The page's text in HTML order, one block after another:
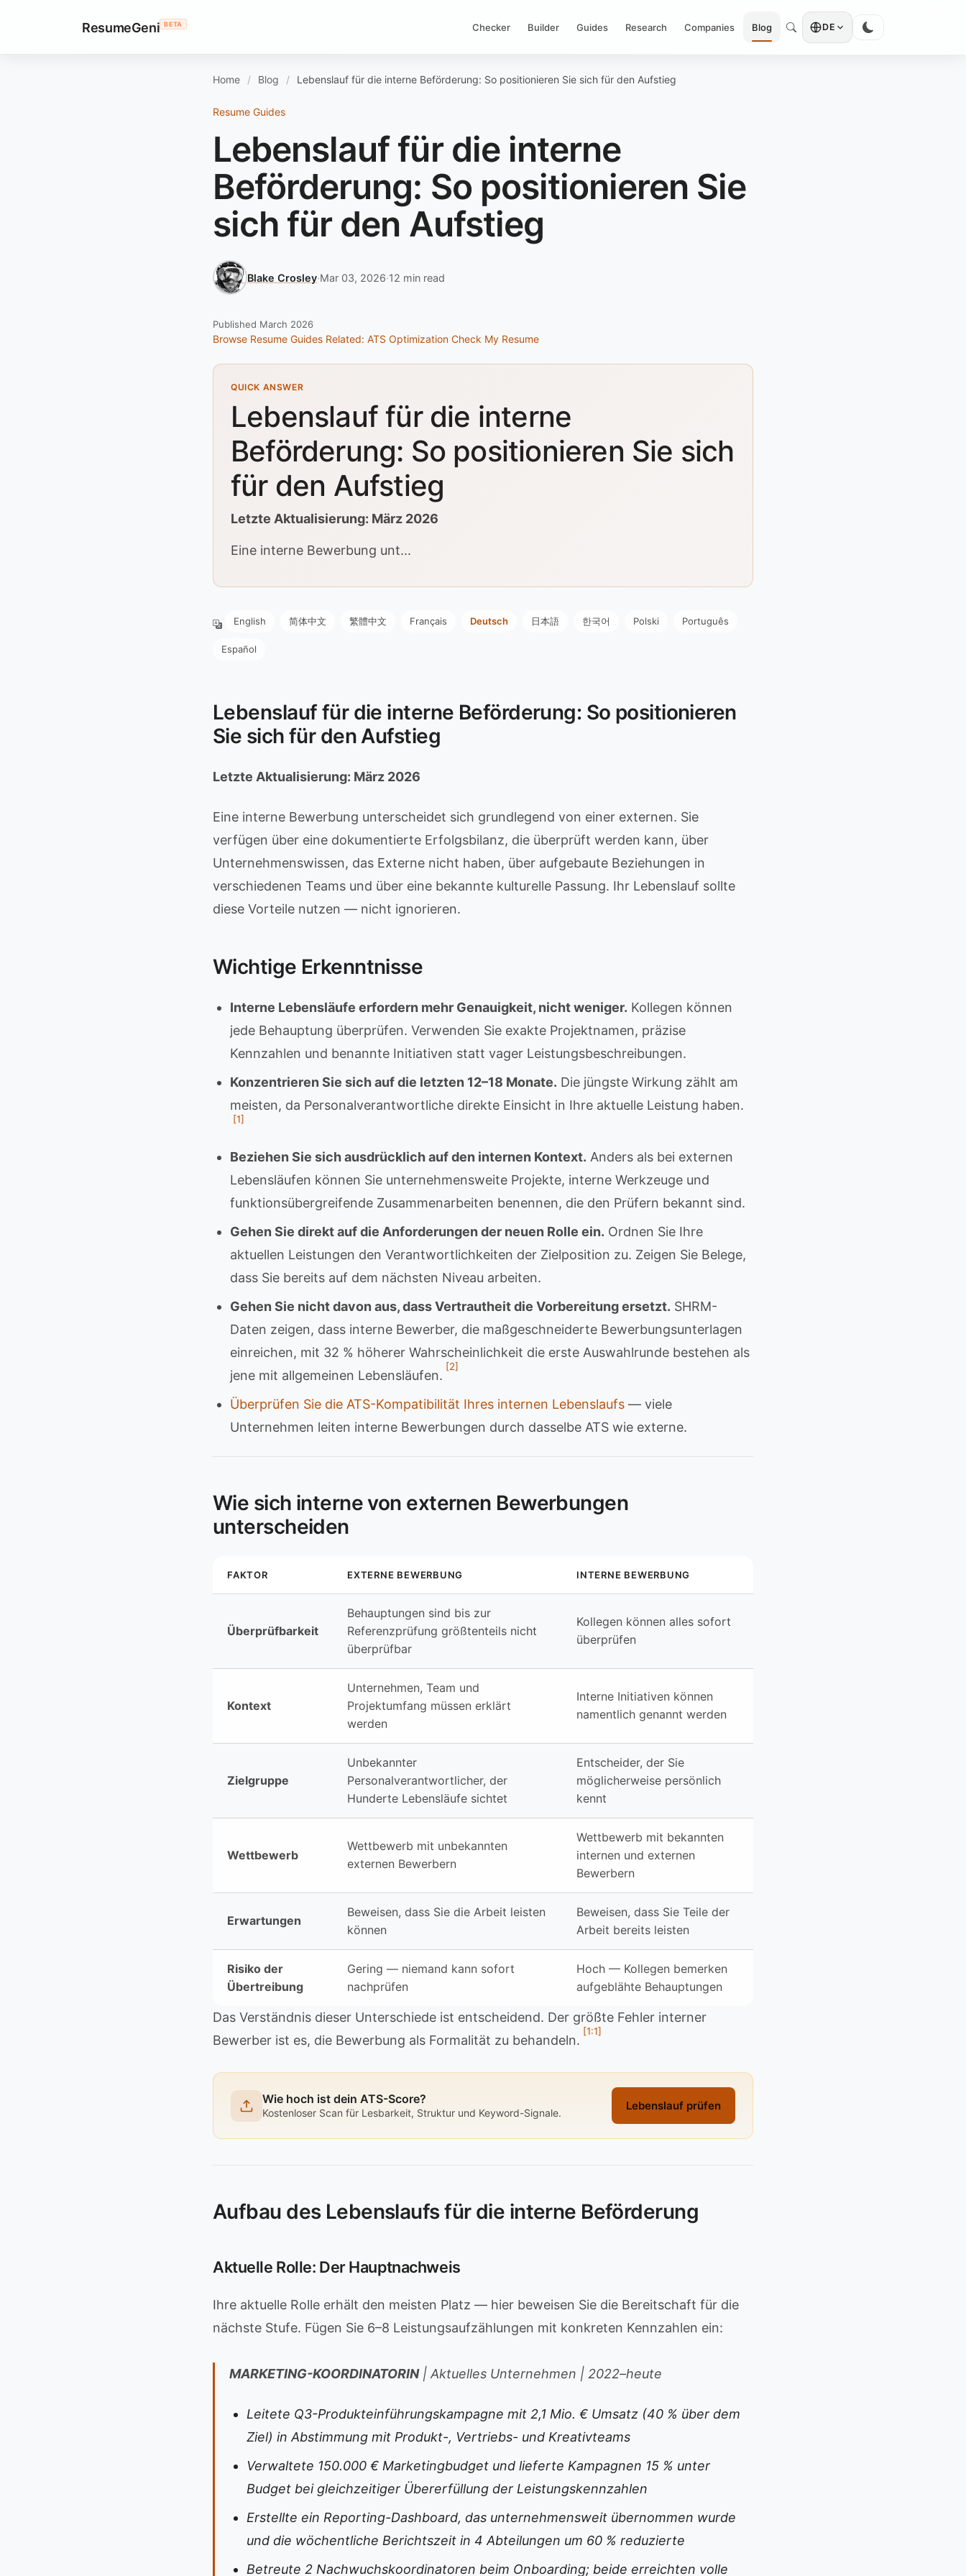
ResumeGeni BETA Checker Builder Guides Research Companies Blog DE
Home Blog Lebenslauf für die interne Beförderung: So positionieren Sie sich für den Aufstieg
Resume Guides
Lebenslauf für die interne
Beförderung: So positionieren Sie
sich für den Aufstieg
Blake Crosley·Mar 03, 2026·12 min read
Published March 2026
Browse Resume Guides Related: ATS Optimization Check My Resume
QUICK ANSWER
Lebenslauf für die interne
Beförderung: So positionieren Sie sich
für den Aufstieg
Letzte Aktualisierung: März 2026
Eine interne Bewerbung unt...
English 简体中文 繁體中文 Français Deutsch 日本語 한국어 Polski Português
Español
Lebenslauf für die interne Beförderung: So positionieren
Sie sich für den Aufstieg
Letzte Aktualisierung: März 2026
Eine interne Bewerbung unterscheidet sich grundlegend von einer externen. Sie
verfügen über eine dokumentierte Erfolgsbilanz, die überprüft werden kann, über
Unternehmenswissen, das Externe nicht haben, über aufgebaute Beziehungen in
verschiedenen Teams und über eine bekannte kulturelle Passung. Ihr Lebenslauf sollte
diese Vorteile nutzen — nicht ignorieren.
Wichtige Erkenntnisse
Interne Lebensläufe erfordern mehr Genauigkeit, nicht weniger. Kollegen können
jede Behauptung überprüfen. Verwenden Sie exakte Projektnamen, präzise
Kennzahlen und benannte Initiativen statt vager Leistungsbeschreibungen.
Konzentrieren Sie sich auf die letzten 12–18 Monate. Die jüngste Wirkung zählt am
meisten, da Personalverantwortliche direkte Einsicht in Ihre aktuelle Leistung haben.
[1]
Beziehen Sie sich ausdrücklich auf den internen Kontext. Anders als bei externen
Lebensläufen können Sie unternehmensweite Projekte, interne Werkzeuge und
funktionsübergreifende Zusammenarbeiten benennen, die den Prüfern bekannt sind.
Gehen Sie direkt auf die Anforderungen der neuen Rolle ein. Ordnen Sie Ihre
aktuellen Leistungen den Verantwortlichkeiten der Zielposition zu. Zeigen Sie Belege,
dass Sie bereits auf dem nächsten Niveau arbeiten.
Gehen Sie nicht davon aus, dass Vertrautheit die Vorbereitung ersetzt. SHRM-
Daten zeigen, dass interne Bewerber, die maßgeschneiderte Bewerbungsunterlagen
einreichen, mit 32 % höherer Wahrscheinlichkeit die erste Auswahlrunde bestehen als
jene mit allgemeinen Lebensläufen.
[2]
Überprüfen Sie die ATS-Kompatibilität Ihres internen Lebenslaufs — viele
Unternehmen leiten interne Bewerbungen durch dasselbe ATS wie externe.
Wie sich interne von externen Bewerbungen
unterscheiden
FAKTOR EXTERNE BEWERBUNG INTERNE BEWERBUNG
Überprüfbarkeit
Behauptungen sind bis zur
Referenzprüfung größtenteils nicht
überprüfbar
Kollegen können alles sofort
überprüfen
Kontext
Unternehmen, Team und
Projektumfang müssen erklärt
werden
Interne Initiativen können
namentlich genannt werden
Zielgruppe
Unbekannter
Personalverantwortlicher, der
Hunderte Lebensläufe sichtet
Entscheider, der Sie
möglicherweise persönlich
kennt
Wettbewerb
Wettbewerb mit unbekannten
externen Bewerbern
Wettbewerb mit bekannten
internen und externen
Bewerbern
Erwartungen
Beweisen, dass Sie die Arbeit leisten
können
Beweisen, dass Sie Teile der
Arbeit bereits leisten
Risiko der
Übertreibung
Gering — niemand kann sofort
nachprüfen
Hoch — Kollegen bemerken
aufgeblähte Behauptungen
Das Verständnis dieser Unterschiede ist entscheidend. Der größte Fehler interner
Bewerber ist es, die Bewerbung als Formalität zu behandeln.
[1:1]
Wie hoch ist dein ATS-Score?
Kostenloser Scan für Lesbarkeit, Struktur und Keyword-Signale.
Lebenslauf prüfen
Aufbau des Lebenslaufs für die interne Beförderung
Aktuelle Rolle: Der Hauptnachweis
Ihre aktuelle Rolle erhält den meisten Platz — hier beweisen Sie die Bereitschaft für die
nächste Stufe. Fügen Sie 6–8 Leistungsaufzählungen mit konkreten Kennzahlen ein:
MARKETING-KOORDINATORIN| Aktuelles Unternehmen | 2022–heute
Leitete Q3-Produkteinführungskampagne mit 2,1 Mio. € Umsatz (40 % über dem
Ziel) in Abstimmung mit Produkt-, Vertriebs- und Kreativteams
Verwaltete 150.000 € Marketingbudget und lieferte Kampagnen 15 % unter
Budget bei gleichzeitiger Übererfüllung der Leistungskennzahlen
Erstellte ein Reporting-Dashboard, das unternehmensweit übernommen wurde
und die wöchentliche Berichtszeit in 4 Abteilungen um 60 % reduzierte
Betreute 2 Nachwuchskoordinatoren beim Onboarding; beide erreichten volle